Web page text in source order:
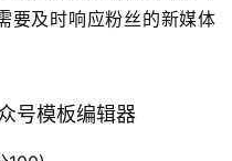
要及时响应粉丝的新媒体
号模板编辑器